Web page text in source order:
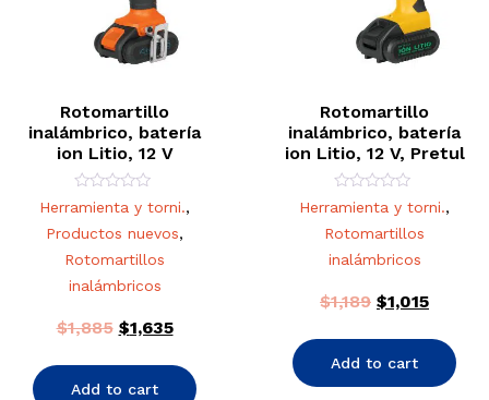
Rotomartillo
inalámbrico, batería
ion Litio, 12 V
Rated
0
out
of
5
Herramienta y torni.,
Productos nuevos,
Rotomartillos
inalámbricos
$1,885 $1,635
Add to cart
Rotomartillo
inalámbrico, batería
ion Litio, 12 V, Pretul
Rated
0
out
of
5
Herramienta y torni.,
Rotomartillos
inalámbricos
$1,189 $1,015
Add to cart